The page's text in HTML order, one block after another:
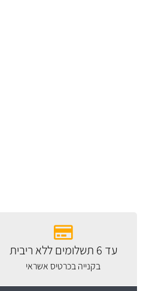
עד 6 תשלומים ללא ריבית
בקנייה בכרטיס אשראי